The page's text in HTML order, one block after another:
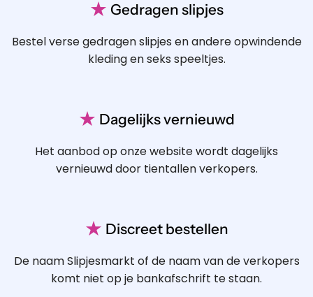
★ Gedragen slipjes
Bestel verse gedragen slipjes en andere opwindende
kleding en seks speeltjes.
★ Dagelijks vernieuwd
Het aanbod op onze website wordt dagelijks
vernieuwd door tientallen verkopers.
★ Discreet bestellen
De naam Slipjesmarkt of de naam van de verkopers
komt niet op je bankafschrift te staan.